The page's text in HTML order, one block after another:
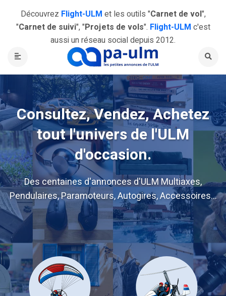
Découvrez Flight-ULM et les outils "Carnet de vol",
"Carnet de suivi", "Projets de vols". Flight-ULM c'est
aussi un réseau social depuis 2012.
Consultez, Vendez, Achetez
tout l'univers de l'ULM
d'occasion.
Des centaines d'annonces d'ULM Multiaxes,
Pendulaires, Paramoteurs, Autogires, Accessoires...